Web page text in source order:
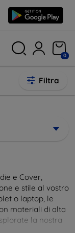
0
Filtra
e Cover,
e stile al vostro
o laptop, le
materiali di alta
la nostra